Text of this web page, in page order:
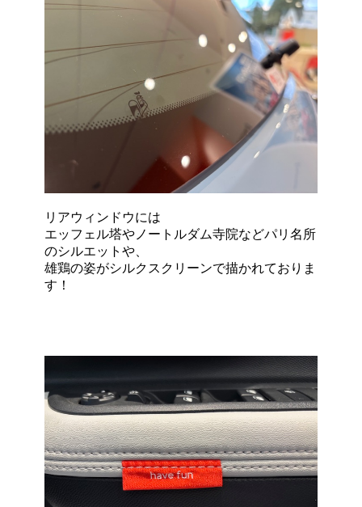
リアウィンドウには
エッフェル塔やノートルダム寺院などパリ名所
のシルエットや、
雄鶏の姿がシルクスクリーンで描かれておりま
す！